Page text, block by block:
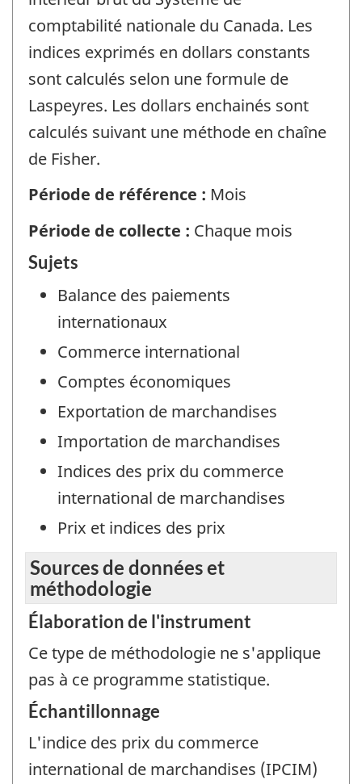
comptabilité nationale du Canada. Les
indices exprimés en dollars constants
sont calculés selon une formule de
Laspeyres. Les dollars enchainés sont
calculés suivant une méthode en chaîne
de Fisher.
Période de référence : Mois
Période de collecte : Chaque mois
Sujets
Balance des paiements
internationaux
Commerce international
Comptes économiques
Exportation de marchandises
Importation de marchandises
Indices des prix du commerce
international de marchandises
Prix et indices des prix
Sources de données et
méthodologie
Élaboration de l'instrument
Ce type de méthodologie ne s'applique
pas à ce programme statistique.
Échantillonnage
L'indice des prix du commerce
international de marchandises (IPCIM)